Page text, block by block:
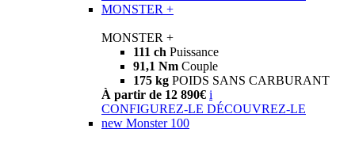
MONSTER +
MONSTER +
111 ch Puissance
91,1 Nm Couple
175 kg POIDS SANS CARBURANT
À partir de 12 890€ i
CONFIGUREZ-LE DÉCOUVREZ-LE
new Monster 100